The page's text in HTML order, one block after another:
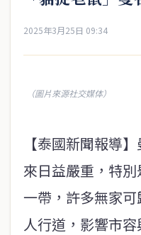
2025年3月25日 09:34
（圖片來源社交媒体）
【泰國新聞報導
來日益嚴重，特
一帶，許多無家
人行道，影響市容